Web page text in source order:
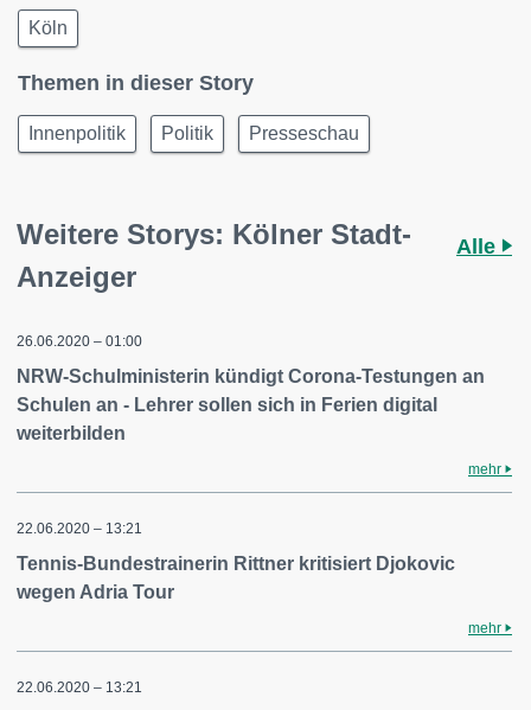
Köln
Themen in dieser Story
Innenpolitik Politik Presseschau
Weitere Storys: Kölner Stadt-
Anzeiger
Alle
26.06.2020 – 01:00
NRW-Schulministerin kündigt Corona-Testungen an
Schulen an - Lehrer sollen sich in Ferien digital
weiterbilden
mehr
22.06.2020 – 13:21
Tennis-Bundestrainerin Rittner kritisiert Djokovic
wegen Adria Tour
mehr
22.06.2020 – 13:21